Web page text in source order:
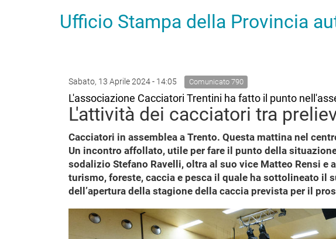
Ufficio Stampa della Provincia
Sabato, 13 Aprile 2024 - 14:05 Comunicato 790
L'associazione Cacciatori Trentini ha fatto il punto
L'attività dei cacciatori tra
Cacciatori in assemblea a Trento. Questa mattina nel
Un incontro affollato, utile per fare il punto della
sodalizio Stefano Ravelli, oltra al suo vice Matteo Rensi e
turismo, foreste, caccia e pesca il quale ha sottolineato il
dell’apertura della stagione della caccia prevista per il